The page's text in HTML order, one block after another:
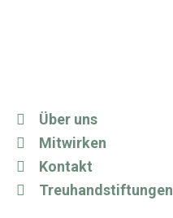
Über uns
Mitwirken
Kontakt
Treuhandstiftungen